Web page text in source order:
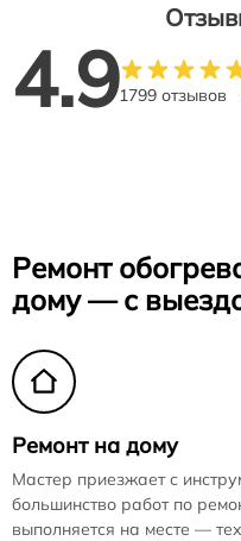
4.91799 отзывов
Ремонт
дому — с
Ремонт на дому
Мастер приезжает с
большинство работ по
выполняется на месте —